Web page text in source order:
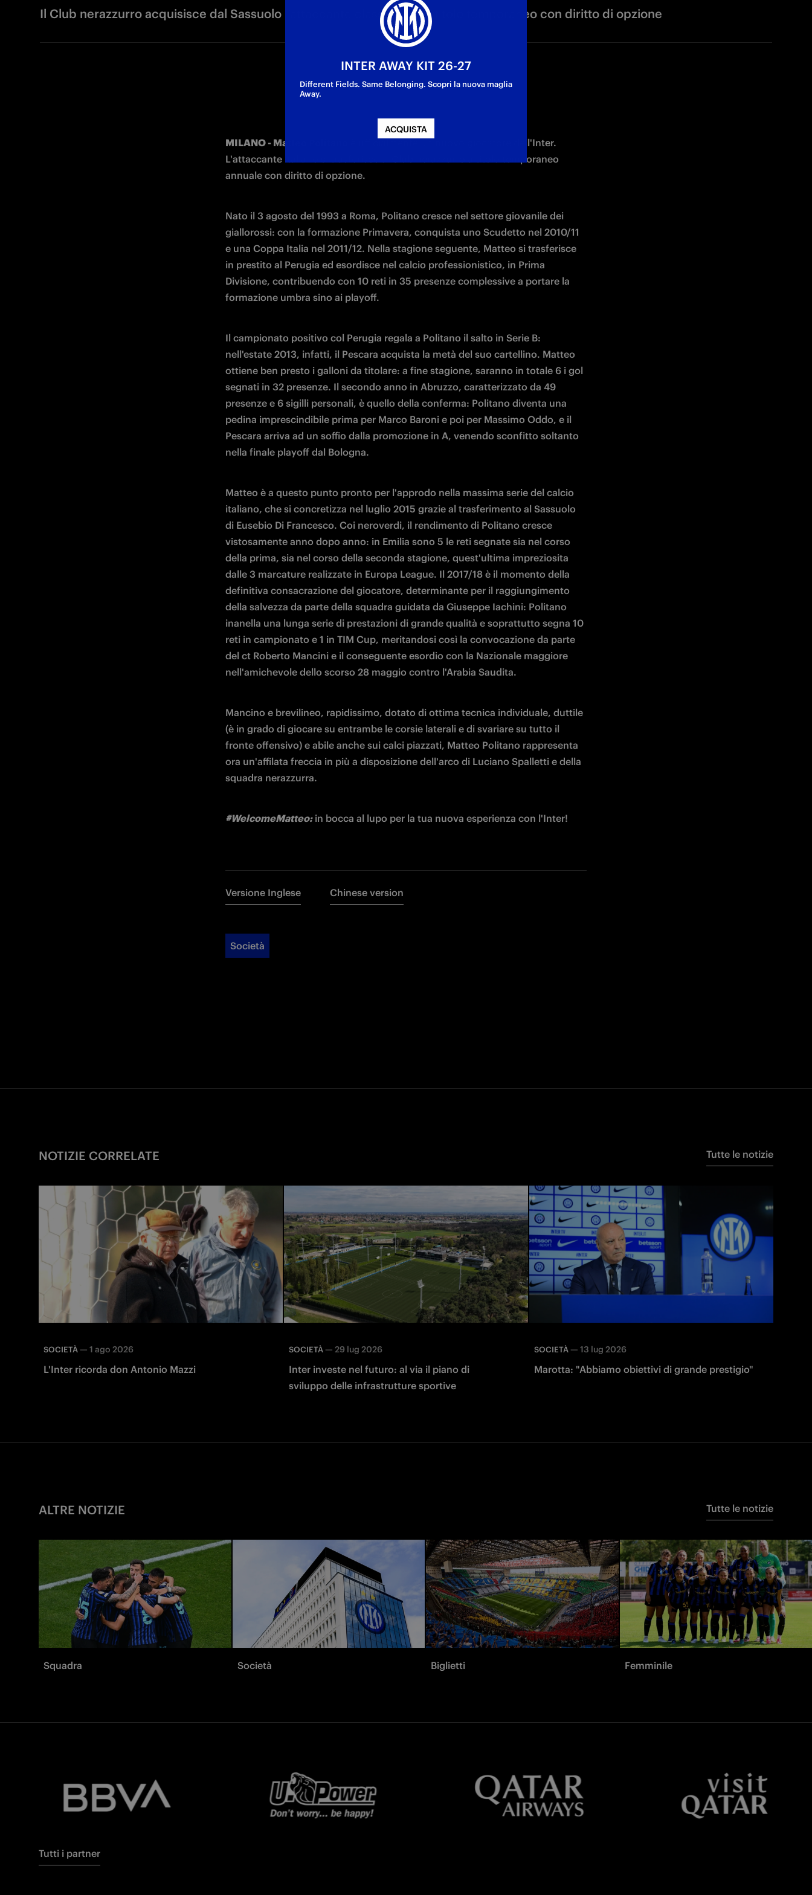
Il Club nerazzurro acquisisce dal Sassuolo l’attaccante classe 1993 a titolo temporaneo con diritto di opzione
MILANO - Matteo Politano
è ufficialmente un nuovo giocatore dell'Inter.
L'attaccante italiano si trasferisce al Club nerazzurro a titolo temporaneo
annuale con diritto di opzione.
Nato il 3 agosto del 1993 a Roma, Politano cresce nel settore giovanile dei
giallorossi: con la formazione Primavera, conquista uno Scudetto nel 2010/11
e una Coppa Italia nel 2011/12. Nella stagione seguente, Matteo si trasferisce
in prestito al Perugia ed esordisce nel calcio professionistico, in Prima
Divisione, contribuendo con 10 reti in 35 presenze complessive a portare la
formazione umbra sino ai playoff.
Il campionato positivo col Perugia regala a Politano il salto in Serie B:
nell'estate 2013, infatti, il Pescara acquista la metà del suo cartellino. Matteo
ottiene ben presto i galloni da titolare: a fine stagione, saranno in totale 6 i gol
segnati in 32 presenze. Il secondo anno in Abruzzo, caratterizzato da 49
presenze e 6 sigilli personali, è quello della conferma: Politano diventa una
pedina imprescindibile prima per Marco Baroni e poi per Massimo Oddo, e il
Pescara arriva ad un soffio dalla promozione in A, venendo sconfitto soltanto
nella finale playoff dal Bologna.
Matteo è a questo punto pronto per l'approdo nella massima serie del calcio
italiano, che si concretizza nel luglio 2015 grazie al trasferimento al Sassuolo
di Eusebio Di Francesco. Coi neroverdi, il rendimento di Politano cresce
vistosamente anno dopo anno: in Emilia sono 5 le reti segnate sia nel corso
della prima, sia nel corso della seconda stagione, quest'ultima impreziosita
dalle 3 marcature realizzate in Europa League. Il 2017/18 è il momento della
definitiva consacrazione del giocatore, determinante per il raggiungimento
della salvezza da parte della squadra guidata da Giuseppe Iachini: Politano
inanella una lunga serie di prestazioni di grande qualità e soprattutto segna 10
reti in campionato e 1 in TIM Cup, meritandosi così la convocazione da parte
del ct Roberto Mancini e il conseguente esordio con la Nazionale maggiore
nell'amichevole dello scorso 28 maggio contro l'Arabia Saudita.
Mancino e brevilineo, rapidissimo, dotato di ottima tecnica individuale, duttile
(è in grado di giocare su entrambe le corsie laterali e di svariare su tutto il
fronte offensivo) e abile anche sui calci piazzati, Matteo Politano rappresenta
ora un'affilata freccia in più a disposizione dell'arco di Luciano Spalletti e della
squadra nerazzurra.
#WelcomeMatteo: in bocca al lupo per la tua nuova esperienza con l'Inter!
Versione Inglese Chinese version
Società
NOTIZIE CORRELATE Tutte le notizie
SOCIETÀ — 1 ago 2026
L'Inter ricorda don Antonio Mazzi
SOCIETÀ — 29 lug 2026
Inter investe nel futuro: al via il piano di
sviluppo delle infrastrutture sportive
SOCIETÀ — 13 lug 2026
Marotta: "Abbiamo obiettivi di grande prestigio"
ALTRE NOTIZIE Tutte le notizie
Squadra Società Biglietti Femminile
Tutti i partner
INTER AWAY KIT 26-27
Different Fields. Same Belonging. Scopri la nuova maglia
Away.
ACQUISTA